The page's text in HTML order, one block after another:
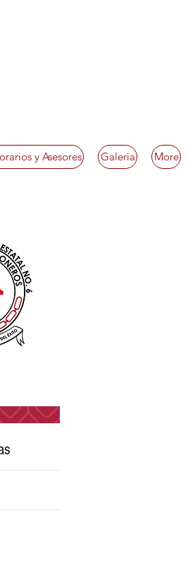
y Asesores Galeria More